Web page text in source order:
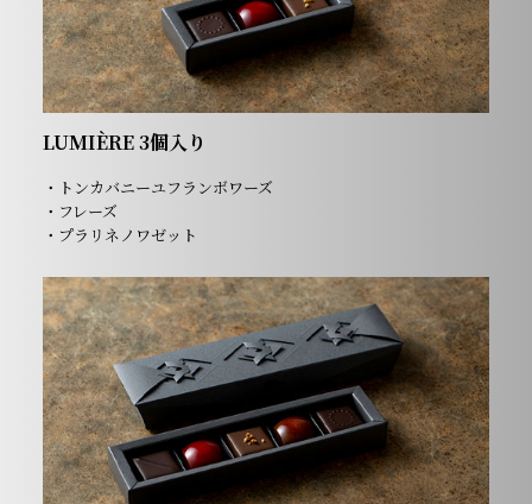
LUMIÈRE 3個入り
・トンカバニーユフランボワーズ
・フレーズ
・プラリネノワゼット